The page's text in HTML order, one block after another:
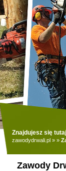
Znajdujesz się
zawodydrwali.pl » »
Zawody